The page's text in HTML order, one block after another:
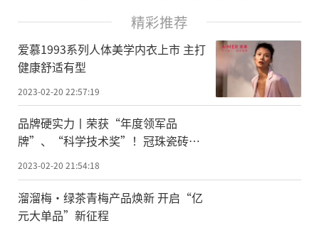
精彩推荐
爱慕1993系列人体美学内衣上市 主打
健康舒适有型
2023-02-20 22:57:19
品牌硬实力丨荣获“年度领军品
牌”、“科学技术奖”！冠珠瓷砖品
牌力、产品力再获殊荣
2023-02-20 21:54:18
溜溜梅·绿茶青梅产品焕新 开启“亿
元大单品”新征程